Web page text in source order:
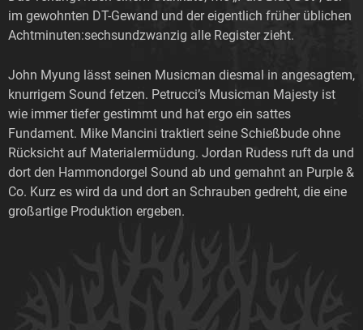
im gewohnten DT-Gewand und der eigentlich früher üblichen
Achtminuten:sechsundzwanzig alle Register zieht.
John Myung lässt seinen Musicman diesmal in angesagtem,
knurrigem Sound fetzen. Petrucci’s Musicman Majesty ist
wie immer tiefer gestimmt und hat ergo ein sattes
Fundament. Mike Mancini traktiert seine Schießbude ohne
Rücksicht auf Materialermüdung. Jordan Rudess ruft da und
dort den Hammondorgel Sound ab und gemahnt an Purple &
Co. Kurz es wird da und dort an Schrauben gedreht, die eine
großartige Produktion ergeben.